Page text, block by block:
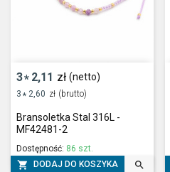
3* 2,11 zł (netto)
3 * 2,60 zł (brutto)
Bransoletka Stal 316L -
MF42481-2
Dostępność: 86 szt.
 DODAJ DO KOSZYKA 